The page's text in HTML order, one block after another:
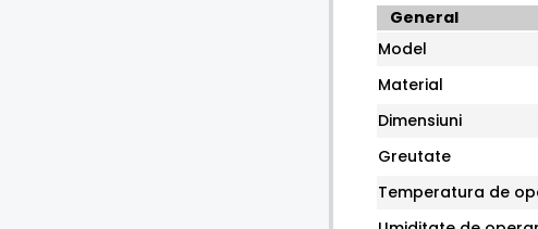
Specificatii
tehnice
Dahua
PFA12C
General
Model
Material
Dimensiuni
Greutate
Temperatura de